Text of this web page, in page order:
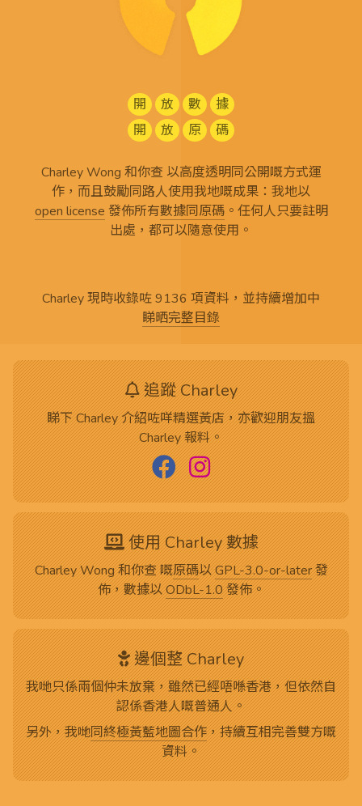
開 放 數
據
開
放 原 碼
Charley Wong 和你查 以高度透明同公開嘅方式運
作，而且鼓勵同路人使用我地嘅成果：我地以
open license 發佈所有數據同原碼。任何人只要註明
出處，都可以隨意使用。
Charley 現時收錄咗 9136 項資料，並持續增加中
睇晒完整目錄
追蹤 Charley
睇下 Charley 介紹咗咩精選黃店，亦歡迎朋友搵
Charley 報料。
使用 Charley 數據
Charley Wong 和你查 嘅原碼以GPL-3.0-or-later發
佈，數據以ODbL-1.0發佈。
邊個整 Charley
我哋只係兩個仲未放棄，雖然已經唔喺香港，但依然自
認係香港人嘅普通人。
另外，我哋同終極黃藍地圖合作，持續互相完善雙方嘅
資料。